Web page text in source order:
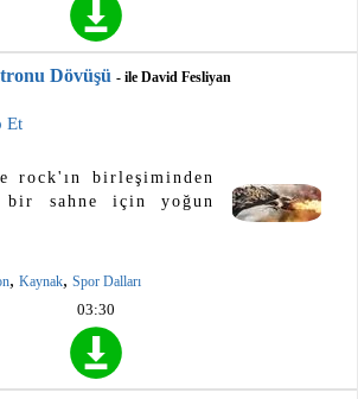
Dövüşü - ile David Fesliyan
Et
rock'ın birleşiminden
bir sahne için yoğun
, Kaynak, Spor Dalları
03:30